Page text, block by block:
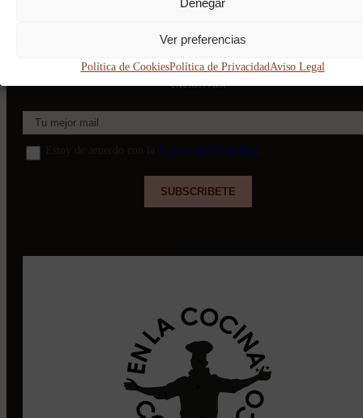
Denegar
Ver preferencias
Política de CookiesPolítica de PrivacidadAviso Legal
Únete a la comunidad Buengustera
exclusivas.
Política de Privacidad